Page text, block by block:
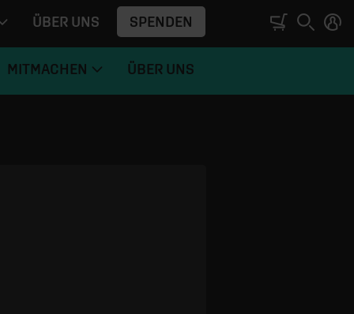
ÜBER UNS SPENDEN
MITMACHEN ÜBER UNS